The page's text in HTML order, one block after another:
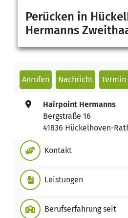
Perücken in
Hermanns
Anrufen Nachricht Termin
Hairpoint Hermanns
Bergstraße 16
41836 Hückelhoven-
Kontakt
Leistungen
Berufserfahrung seit